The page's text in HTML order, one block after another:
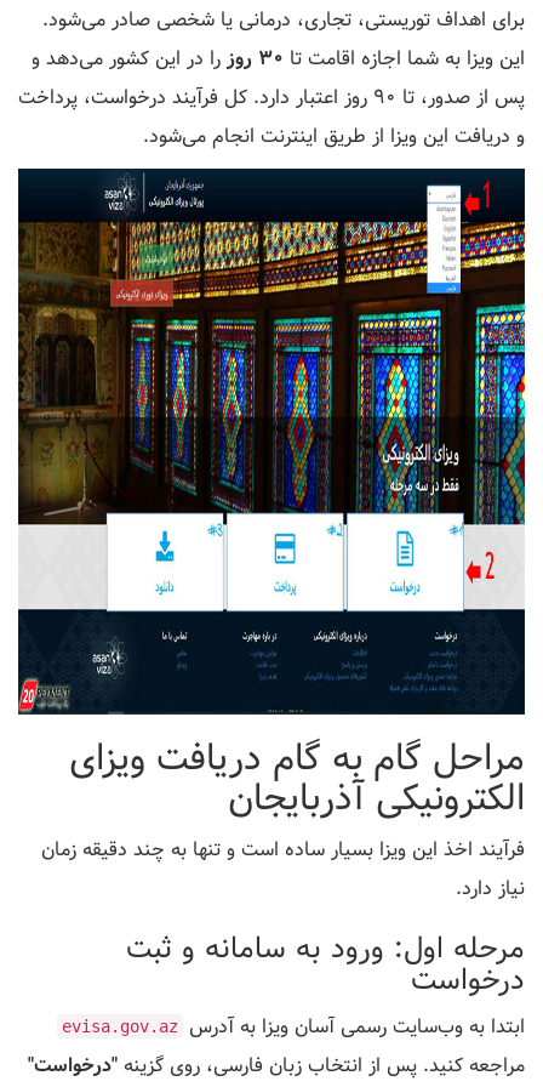
برای اهداف توریستی، تجاری، درمانی یا شخصی صادر می‌شود.
این ویزا به شما اجازه اقامت تا ۳۰ روز
را در این کشور می‌دهد و
پس از صدور، تا ۹۰ روز اعتبار دارد. کل فرآیند درخواست، پرداخت
و دریافت این ویزا از طریق اینترنت انجام می‌شود.
مراحل گام به گام دریافت ویزای
الکترونیکی آذربایجان
فرآیند اخذ این ویزا بسیار ساده است و تنها به چند دقیقه زمان
نیاز دارد.
مرحله اول: ورود به سامانه و ثبت
درخواست
ابتدا به وب‌سایت رسمی آسان ویزا به آدرس evisa.gov.az
مراجعه کنید. پس از انتخاب زبان فارسی، روی گزینه "درخواست"